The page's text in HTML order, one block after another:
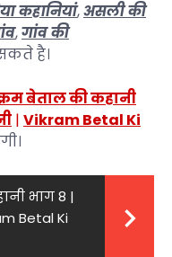
कहानियां,असली की
,गांव की
है।
बेताल की कहानी
| Vikram Betal Ki
भाग 8 |
Betal Ki